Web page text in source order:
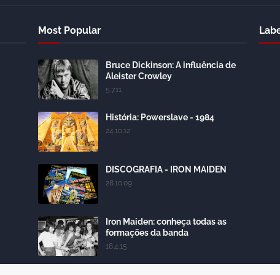
Most Popular
Bruce Dickinson: A influência de
Aleister Crowley
5.7.11
História: Powerslave - 1984
24.10.12
DISCOGRAFIA - IRON MAIDEN
28.10.09
Iron Maiden: conheça todas as
formações da banda
18.4.15